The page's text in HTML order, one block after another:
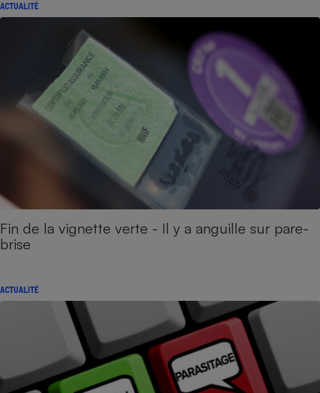
ACTUALITÉ
Fin de la vignette verte - Il y a anguille sur pare-
brise
ACTUALITÉ